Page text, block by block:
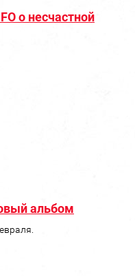
о несчастной
альбом